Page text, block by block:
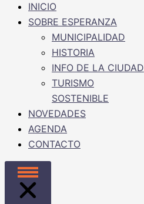
INICIO
SOBRE ESPERANZA
MUNICIPALIDAD
HISTORIA
INFO DE LA CIUDAD
TURISMO
SOSTENIBLE
NOVEDADES
AGENDA
CONTACTO